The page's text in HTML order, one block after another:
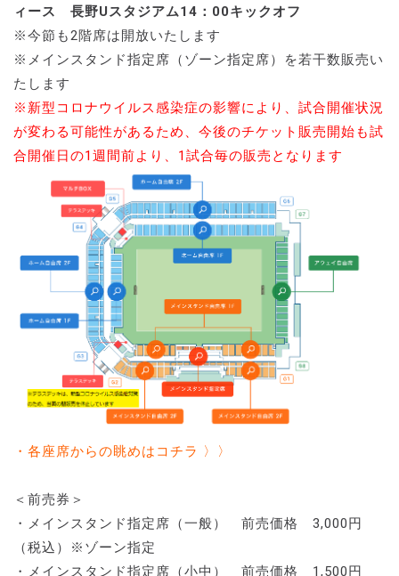
ィース 長野Uスタジアム14：00キックオフ
※今節も2階席は開放いたします
※メインスタンド指定席（ゾーン指定席）を若干数販売い
たします
※新型コロナウイルス感染症の影響により、試合開催状況
が変わる可能性があるため、今後のチケット販売開始も試
合開催日の1週間前より、1試合毎の販売となります
・各座席からの眺めはコチラ 〉〉
＜前売券＞
・メインスタンド指定席（一般） 前売価格 3,000円
（税込）※ゾーン指定
・メインスタンド指定席（小中） 前売価格 1,500円